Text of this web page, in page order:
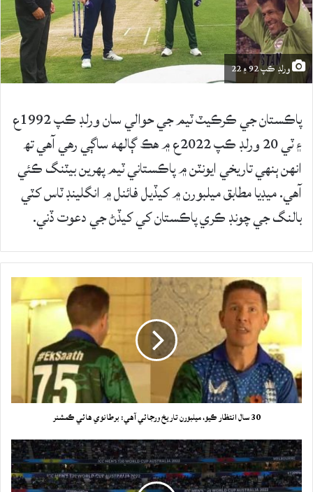
ورلڊ ڪپ 92 ۽ 22
پاڪستان جي ڪرڪيٽ ٽيم جي حوالي سان ورلڊ ڪپ 1992ع
۽ ٽي 20 ورلڊ ڪپ 2022ع ۾ هڪ ڳالهه ساڳي رهي آهي تھ
انهن ٻنهي تاريخي ايونٽن ۾ پاڪستاني ٽيم پهرين بيٽنگ ڪئي
آهي. ميڊيا مطابق ميلبورن ۾ کيڏيل فائنل ۾ انگلينڊ ٽاس کٽي
بالنگ جي چونڊ ڪري پاڪستان کي کيڏڻ جي دعوت ڏني.
30 سال انتظار ڪيو، ميلبورن تاريخ ورجائي آهي: برطانوي هائي ڪمشنر